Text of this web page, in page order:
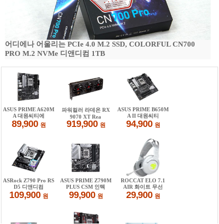
어디에나 어울리는 PCIe 4.0 M.2 SSD, COLORFUL CN700
PRO M.2 NVMe 디앤디컴 1TB